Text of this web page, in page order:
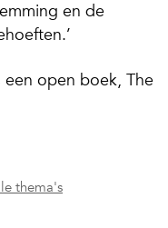
en de
een open boek, The
thema's